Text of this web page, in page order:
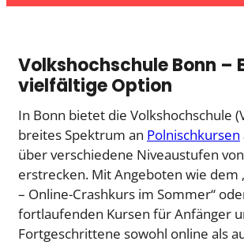
Volkshochschule Bonn –
vielfältige Option
In Bonn bietet die Volkshochschule
breites Spektrum an Polnischkursen
über verschiedene Niveaustufen
erstrecken. Mit Angeboten wie dem
– Online-Crashkurs im Sommer“
fortlaufenden Kursen für Anfänger
Fortgeschrittene sowohl online als